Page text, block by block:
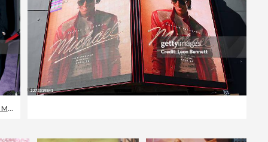
Chad Michael Murray